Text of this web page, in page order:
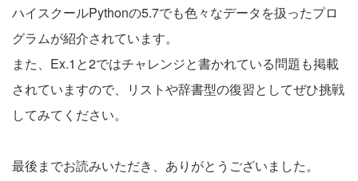
ハイスクールPythonの5.7でも色々なデータを扱ったプロ
グラムが紹介されています。
また、Ex.1と2ではチャレンジと書かれている問題も掲載
されていますので、リストや辞書型の復習としてぜひ挑戦
してみてください。
最後までお読みいただき、ありがとうございました。